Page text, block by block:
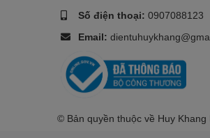
Số điện thoại: 0907088123
Email:
© Bản quyền thuộc về Huy